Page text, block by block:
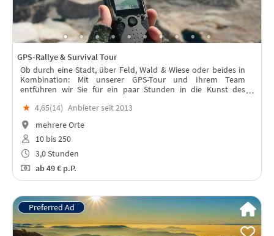
GPS-Rallye & Survival Tour
Ob durch eine Stadt, über Feld, Wald & Wiese oder beides in
Kombination: Mit unserer GPS-Tour und Ihrem Team
entführen wir Sie für ein paar Stunden in die Kunst des
★ 4,65(14) Anbieter seit 2013
mehrere Orte
10 bis 250
3,0 Stunden
ab49 € p.P.